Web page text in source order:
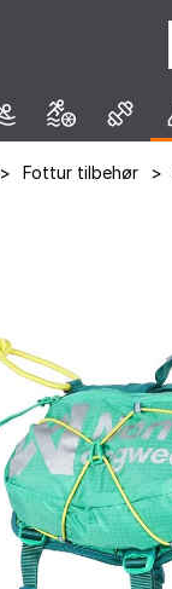
> Fottur tilbehør >